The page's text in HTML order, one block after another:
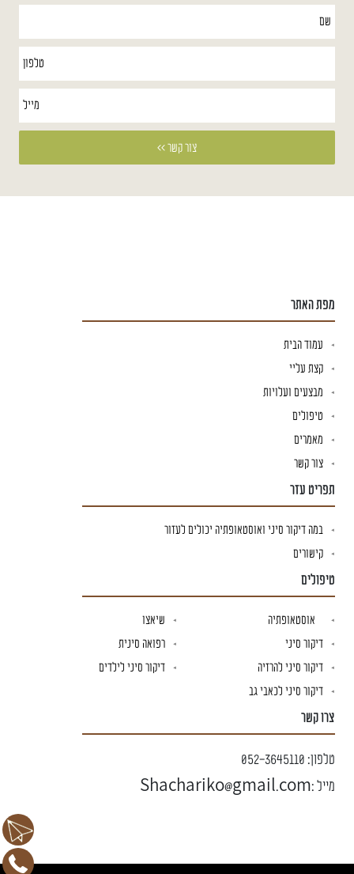
מפת האתר
עמוד הבית
קצת עליי
מבצעים ועלויות
טיפולים
מאמרים
צור קשר
תפריט עזר
במה דיקור סיני ואוסטאופתיה יכולים לעזור
קישורים
טיפולים
אוסטאופתיה
שיאצו
דיקור סיני
רפואה סינית
דיקור סיני להרזיה
דיקור סיני לילדים
דיקור סיני לכאבי גב
צרו קשר
טלפון:052-3645110
מייל :Shachariko@gmail.com